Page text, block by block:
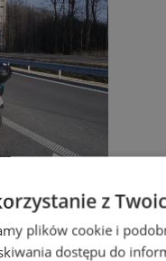
więcej
o
z
plików cookie i
dostępu do